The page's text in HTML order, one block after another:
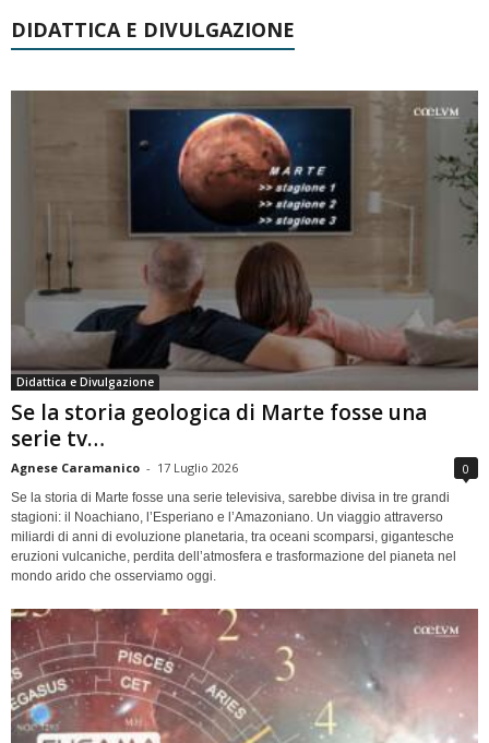
DIDATTICA E DIVULGAZIONE
Didattica e Divulgazione
Se la storia geologica di Marte fosse una
serie tv…
Agnese Caramanico - 17 Luglio 2026 0
Se la storia di Marte fosse una serie televisiva, sarebbe divisa in tre grandi
stagioni: il Noachiano, l’Esperiano e l’Amazoniano. Un viaggio attraverso
miliardi di anni di evoluzione planetaria, tra oceani scomparsi, gigantesche
eruzioni vulcaniche, perdita dell’atmosfera e trasformazione del pianeta nel
mondo arido che osserviamo oggi.